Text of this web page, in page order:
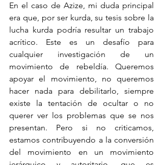
En el caso de Azize, mi duda principal
era que, por ser kurda, su tesis sobre la
lucha kurda podría resultar un trabajo
acrítico. Este es un desafío para
cualquier investigación de un
movimiento de rebeldía. Queremos
apoyar el movimiento, no queremos
hacer nada para debilitarlo, siempre
existe la tentación de ocultar o no
querer ver los problemas que se nos
presentan. Pero si no criticamos,
estamos contribuyendo a la conversión
del movimiento en un movimiento